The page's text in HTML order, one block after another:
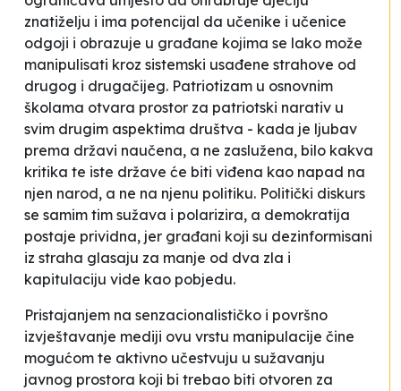
znatiželju i ima potencijal da učenike i učenice
odgoji i obrazuje u građane kojima se lako može
manipulisati kroz sistemski usađene strahove od
drugog i drugačijeg. Patriotizam u osnovnim
školama otvara prostor za patriotski narativ u
svim drugim aspektima društva - kada je ljubav
prema državi naučena, a ne zaslužena, bilo kakva
kritika te iste države će biti viđena kao napad na
njen narod, a ne na njenu politiku. Politički diskurs
se samim tim sužava i polarizira, a demokratija
postaje prividna, jer građani koji su dezinformisani
iz straha glasaju za manje od dva zla i
kapitulaciju vide kao pobjedu.
Pristajanjem na senzacionalističko i površno
izvještavanje mediji ovu vrstu manipulacije čine
mogućom te aktivno učestvuju u sužavanju
javnog prostora koji bi trebao biti otvoren za